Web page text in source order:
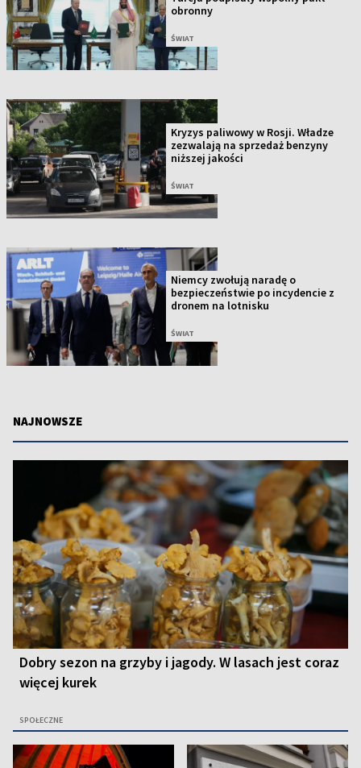
obronny
ŚWIAT
Kryzys paliwowy w Rosji. Władze
zezwalają na sprzedaż benzyny
niższej jakości
ŚWIAT
Niemcy zwołują naradę o
bezpieczeństwie po incydencie z
dronem na lotnisku
ŚWIAT
NAJNOWSZE
Dobry sezon na grzyby i jagody. W lasach jest coraz
więcej kurek
SPOŁECZNE